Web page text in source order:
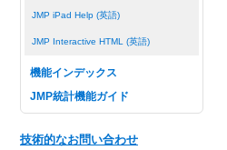
JMP iPad Help (英語)
JMP Interactive HTML (英語)
機能インデックス
JMP統計機能ガイド
技術的なお問い合わせ